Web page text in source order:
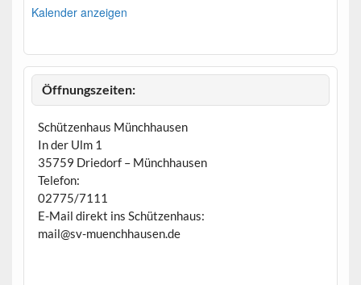
o
o
b
Kalender anzeigen
Öffnungszeiten:
Schützenhaus Münchhausen
In der Ulm 1
35759 Driedorf – Münchhausen
Telefon:
02775/7111
E-Mail direkt ins Schützenhaus:
mail@sv-muenchhausen.de